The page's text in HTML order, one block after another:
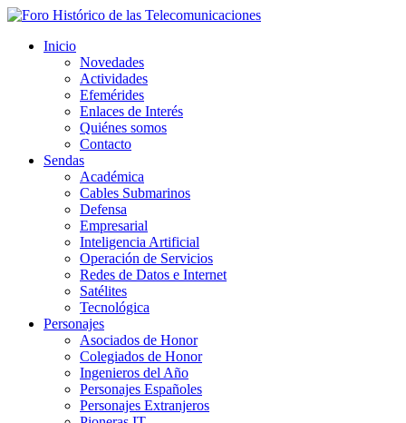
Inicio
Novedades
Actividades
Efemérides
Enlaces de Interés
Quiénes somos
Contacto
Sendas
Académica
Cables Submarinos
Defensa
Empresarial
Inteligencia Artificial
Operación de Servicios
Redes de Datos e Internet
Satélites
Tecnológica
Personajes
Asociados de Honor
Colegiados de Honor
Ingenieros del Año
Personajes Españoles
Personajes Extranjeros